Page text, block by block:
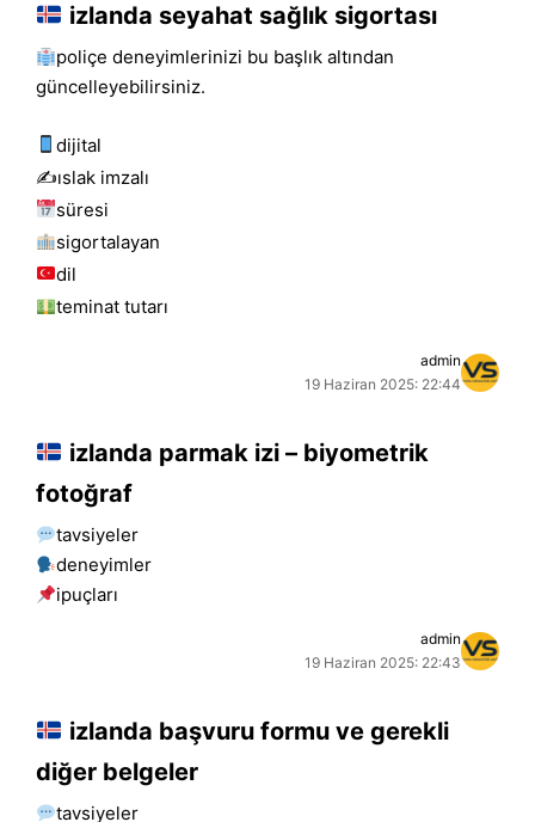
izlanda seyahat sağlık sigortası
poliçe deneyimlerinizi bu başlık altından
güncelleyebilirsiniz.
dijital
✍️islak i̇mzalı
süresi
sigortalayan
dil
teminat tutarı
admin
19 Haziran 2025: 22:44
izlanda parmak izi – biyometrik
fotoğraf
tavsiyeler
deneyimler
i̇puçları
admin
19 Haziran 2025: 22:43
izlanda başvuru formu ve gerekli
diğer belgeler
tavsiyeler